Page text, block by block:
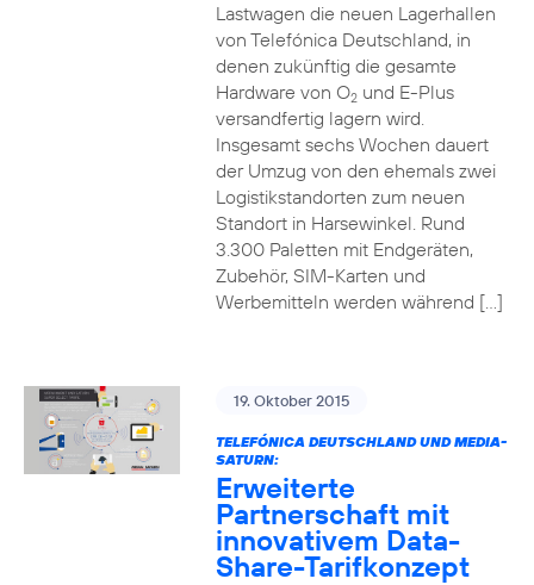
Lastwagen die neuen Lagerhallen
von Telefónica Deutschland, in
denen zukünftig die gesamte
Hardware von O2und E-Plus
versandfertig lagern wird.
Insgesamt sechs Wochen dauert
der Umzug von den ehemals zwei
Logistikstandorten zum neuen
Standort in Harsewinkel. Rund
3.300 Paletten mit Endgeräten,
Zubehör, SIM-Karten und
Werbemitteln werden während […]
19. Oktober 2015
TELEFÓNICA DEUTSCHLAND UND MEDIA-
SATURN:
Erweiterte
Partnerschaft mit
innovativem Data-
Share-Tarifkonzept